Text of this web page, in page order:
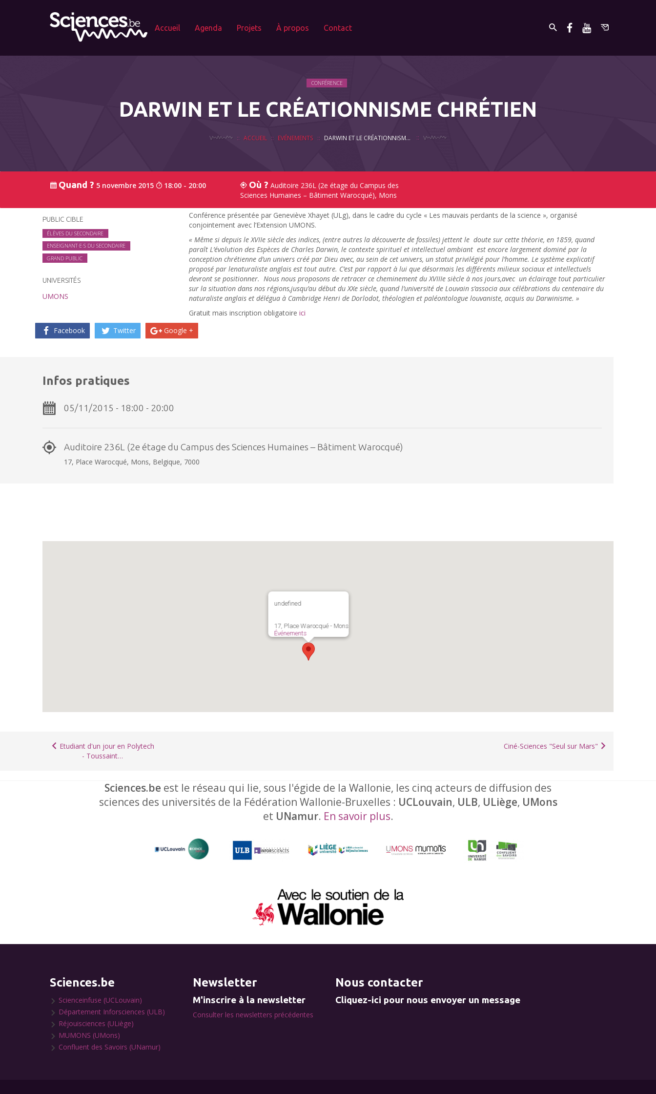
Accueil Agenda Projets À propos Contact
CONFÉRENCE
DARWIN ET LE CRÉATIONNISME CHRÉTIEN
ACCUEIL EVÉNEMENTS DARWIN ET LE CRÉATIONNISME CHRÉTIEN
Quand ? 5 novembre 2015 18:00 - 20:00 Où ? Auditoire 236L (2e étage du Campus des
Sciences Humaines – Bâtiment Warocqué), Mons
PUBLIC CIBLE
ÉLÈVES DU SECONDAIRE
ENSEIGNANT·E·S DU SECONDAIRE
GRAND PUBLIC
UNIVERSITÉS
UMONS
Conférence présentée par Geneviève Xhayet (ULg), dans le cadre du cycle « Les mauvais perdants de la science », organisé
conjointement avec l’Extension UMONS.
« Même si depuis le XVIIe siècle des indices, (entre autres la découverte de fossiles) jettent le doute sur cette théorie, en 1859, quand
paraît L’évolution des Espèces de Charles Darwin, le contexte spirituel et intellectuel ambiant est encore largement dominé par la
conception chrétienne d’un univers créé par Dieu avec, au sein de cet univers, un statut privilégié pour l’homme. Le système explicatif
proposé par lenaturaliste anglais est tout autre. C’est par rapport à lui que désormais les différents milieux sociaux et intellectuels
devront se positionner. Nous nous proposons de retracer ce cheminement du XVIIIe siècle à nos jours,avec un éclairage tout particulier
sur la situation dans nos régions,jusqu’au début du XXe siècle, quand l’université de Louvain s’associa aux célébrations du centenaire du
naturaliste anglais et délégua à Cambridge Henri de Dorlodot, théologien et paléontologue louvaniste, acquis au Darwinisme. »
Gratuit mais inscription obligatoire ici
Facebook
Twitter Google +
Infos pratiques
05/11/2015 - 18:00 - 20:00
Auditoire 236L (2e étage du Campus des Sciences Humaines – Bâtiment Warocqué)
17, Place Warocqué, Mons, Belgique, 7000
undefined
17, Place Warocqué - Mons
Événements
Etudiant d'un jour en Polytech
- Toussaint…
Ciné-Sciences "Seul sur Mars"
Sciences.be est le réseau qui lie, sous l'égide de la Wallonie, les cinq acteurs de diffusion des
sciences des universités de la Fédération Wallonie-Bruxelles : UCLouvain, ULB, ULiège, UMons
et UNamur. En savoir plus.
Sciences.be
Scienceinfuse (UCLouvain)
Département Inforsciences (ULB)
Réjouisciences (ULiège)
MUMONS (UMons)
Confluent des Savoirs (UNamur)
Newsletter
M'inscrire à la newsletter
Consulter les newsletters précédentes
Nous contacter
Cliquez-ici pour nous envoyer un message